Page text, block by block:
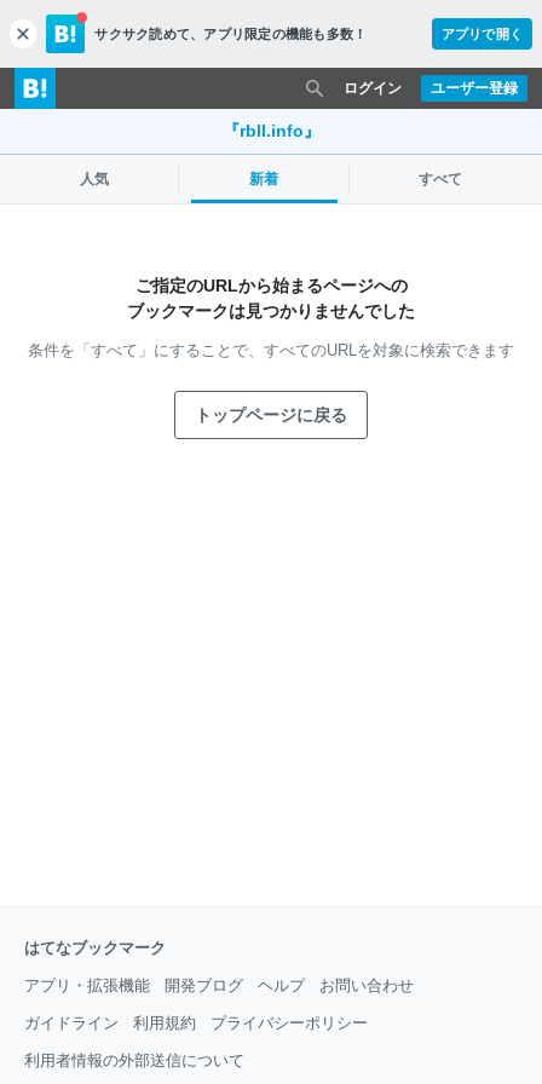
c
l
o
s
サクサク読めて、 アプリ限定の機能も多数！ アプリで開く
ユーザー登録
ログイン
『rbll.info』
人気 新着 すべて
ご指定のURLから始まるページへの
ブックマークは見つかりませんでした
条件を「すべて」にすることで、 すべてのURLを対象に検索できます
トップページに戻る
はてなブックマーク
アプリ・拡張機能 開発ブログ ヘルプ お問い合わせ
ガイドライン 利用規約 プライバシーポリシー
利用者情報の外部送信について